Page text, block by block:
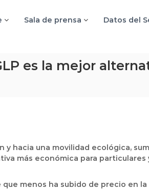
Sala de prensa Datos del
es la mejor
y hacia una movilidad ecológica,
más económica para particulares
que menos ha subido de precio